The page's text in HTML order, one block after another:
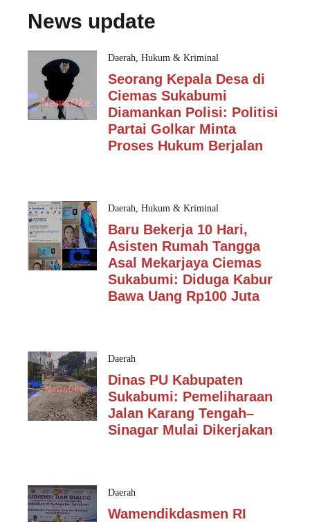
News update
Daerah, Hukum & Kriminal
Seorang Kepala Desa di
Ciemas Sukabumi
Diamankan Polisi: Politisi
Partai Golkar Minta
Proses Hukum Berjalan
Daerah, Hukum & Kriminal
Baru Bekerja 10 Hari,
Asisten Rumah Tangga
Asal Mekarjaya Ciemas
Sukabumi: Diduga Kabur
Bawa Uang Rp100 Juta
Daerah
Dinas PU Kabupaten
Sukabumi: Pemeliharaan
Jalan Karang Tengah–
Sinagar Mulai Dikerjakan
Daerah
Wamendikdasmen RI